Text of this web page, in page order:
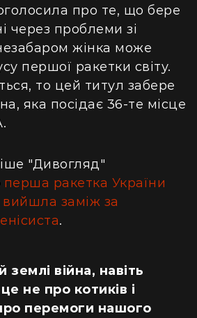
про те, що бере
через проблеми зі
жінка може
першої ракетки світу.
то цей титул забере
яка посідає 36-те місце
"Дивогляд"
перша ракетка України
вийшла заміж за
.
землі війна, навіть
не про котиків і
перемоги нашого